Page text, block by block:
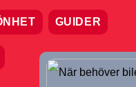
GUIDER